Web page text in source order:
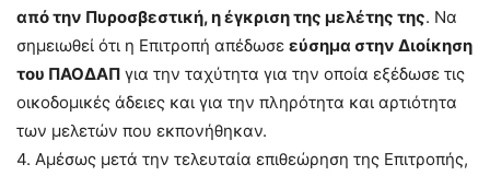
από την Πυροσβεστική, η έγκριση της μελέτης της. Να
σημειωθεί ότι η Επιτροπή απέδωσε εύσημα στην Διοίκηση
του ΠΑΟΔΑΠ για την ταχύτητα για την οποία εξέδωσε τις
οικοδομικές άδειες και για την πληρότητα και αρτιότητα
των μελετών που εκπονήθηκαν.
4. Αμέσως μετά την τελευταία επιθεώρηση της Επιτροπής,